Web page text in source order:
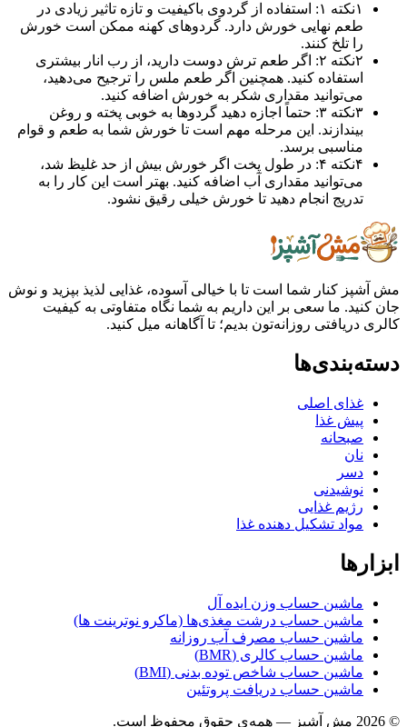
نکته ۱: استفاده از گردوی باکیفیت و تازه تاثیر زیادی در
طعم نهایی خورش دارد. گردوهای کهنه ممکن است خورش
را تلخ کنند.
نکته ۲: اگر طعم ترش دوست دارید، از رب انار بیشتری
استفاده کنید. همچنین اگر طعم ملس را ترجیح می‌دهید،
می‌توانید مقداری شکر به خورش اضافه کنید.
نکته ۳: حتماً اجازه دهید گردوها به خوبی پخته و روغن
بیندازند. این مرحله مهم است تا خورش شما به طعم و قوام
مناسبی برسد.
نکته ۴: در طول پخت اگر خورش بیش از حد غلیظ شد،
می‌توانید مقداری آب اضافه کنید. بهتر است این کار را به
تدریج انجام دهید تا خورش خیلی رقیق نشود.
کنار شما است تا با خیالی آسوده، غذایی لذیذ بپزید و نوش
ما سعی بر این داریم به شما نگاه متفاوتی به کیفیت
روزانه‌تون بدیم؛ تا آگاهانه میل کنید.
غذای اصلی
پیش غذا
صبحانه
نوشیدنی
رژیم غذایی
مواد تشکیل دهنده غذا
ماشین حساب وزن ایده آل
ماشین حساب درشت مغذی‌ها (ماکرو نوترینت ها)
ماشین حساب مصرف آب روزانه
ماشین حساب کالری (BMR)
ماشین حساب شاخص توده بدنی (BMI)
ماشین حساب دریافت پروتئین